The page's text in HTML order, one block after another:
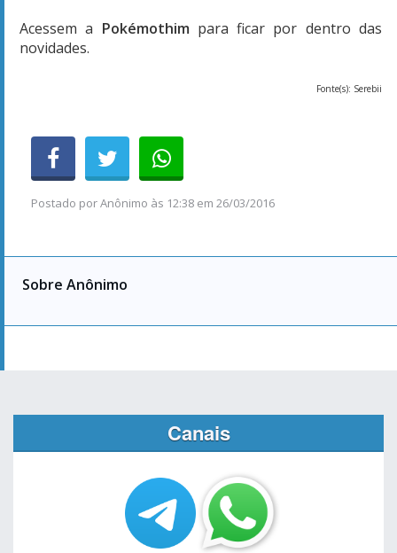
Acessem a Pokémothim para ficar por dentro das
novidades.
Fonte(s): Serebii
Postado porAnônimo às 12:38 em 26/03/2016
Sobre Anônimo
Canais